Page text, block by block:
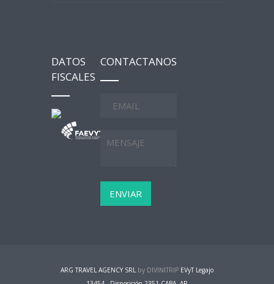
DATOS
FISCALES
CONTACTANOS
ARG TRAVEL AGENCY SRLby DIVINITRIP EVyT Legajo